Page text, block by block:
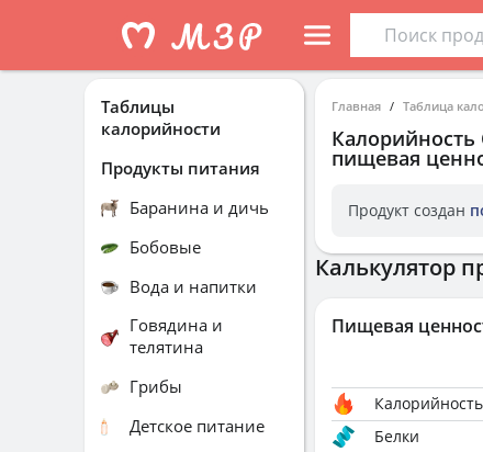
Главная Таблица
Калорийность
пищевая
Продукт создан
Калькулятор
Пищевая
Калорийность
Белки
Таблицы
калорийности
Продукты питания
Баранина и дичь
Бобовые
Вода и напитки
Говядина и
телятина
Грибы
Детское питание